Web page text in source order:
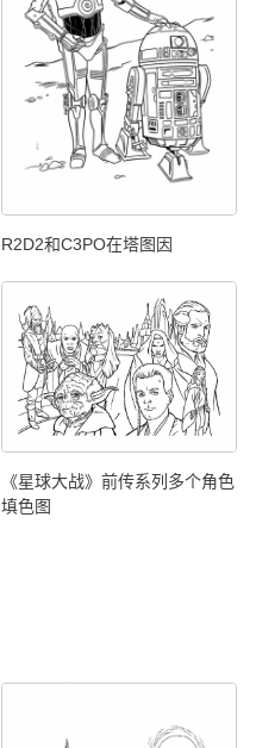
R2D2和C3PO在塔图因
《星球大战》前传系列多个角色
填色图